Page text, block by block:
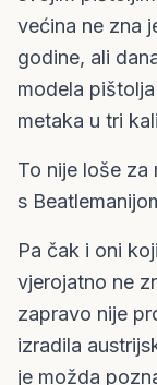
većina ne zna
godine, ali
modela
metaka u tri
To nije loše za
s
Pa čak i oni
vjerojatno ne
zapravo nije
izradila
je možda